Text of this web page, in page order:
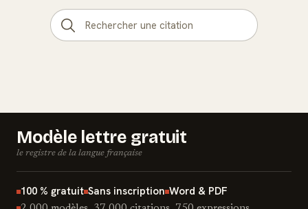
Modèle lettre gratuit
le registre de la langue française
100 % gratuit Sans inscription Word & PDF